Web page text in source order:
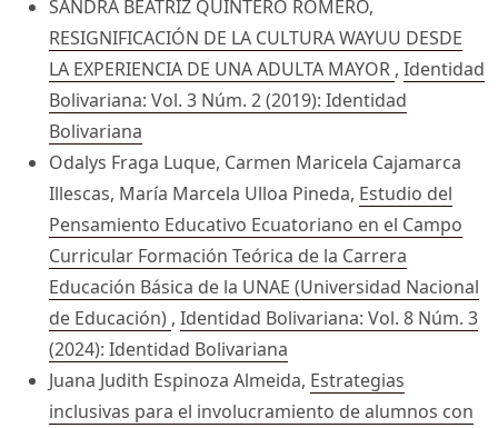
SANDRA BEATRIZ QUINTERO ROMERO,
RESIGNIFICACIÓN DE LA CULTURA WAYUU DESDE
LA EXPERIENCIA DE UNA ADULTA MAYOR , Identidad
Bolivariana: Vol. 3 Núm. 2 (2019): Identidad
Bolivariana
Odalys Fraga Luque, Carmen Maricela Cajamarca
Illescas, María Marcela Ulloa Pineda, Estudio del
Pensamiento Educativo Ecuatoriano en el Campo
Curricular Formación Teórica de la Carrera
Educación Básica de la UNAE (Universidad Nacional
de Educación) , Identidad Bolivariana: Vol. 8 Núm. 3
(2024): Identidad Bolivariana
Juana Judith Espinoza Almeida, Estrategias
inclusivas para el involucramiento de alumnos con